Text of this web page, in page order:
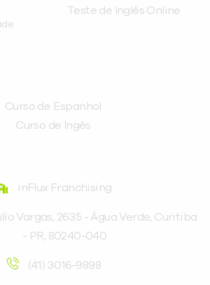
Teste de Inglês Online
Curso de Espanhol
Curso de Ingês
inFlux Franchising
Vargas, 2635 - Água Verde, Curitiba
- PR, 80240-040
(41) 3016-9898